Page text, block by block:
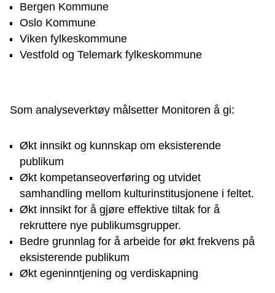
Bergen Kommune
Oslo Kommune
Viken fylkeskommune
Vestfold og Telemark fylkeskommune
Som analyseverktøy målsetter Monitoren å gi:
Økt innsikt og kunnskap om eksisterende
publikum
Økt kompetanseoverføring og utvidet
samhandling mellom kulturinstitusjonene i feltet.
Økt innsikt for å gjøre effektive tiltak for å
rekruttere nye publikumsgrupper.
Bedre grunnlag for å arbeide for økt frekvens på
eksisterende publikum
Økt egeninntjening og verdiskapning